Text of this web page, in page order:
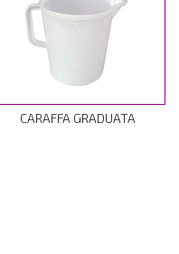
CARAFFA GRADUATA